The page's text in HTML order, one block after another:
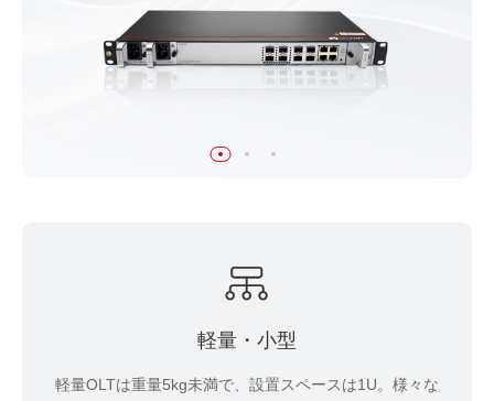
軽量・小型
軽量OLTは重量5kg未満で、設置スペースは1U。様々な